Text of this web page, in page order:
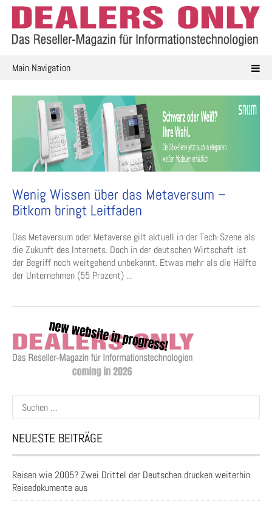
Skip
content
Main Navigation
Wenig Wissen über das Metaversum –
Bitkom bringt Leitfaden
Das Metaversum oder Metaverse gilt aktuell in der Tech-Szene als
die Zukunft des Internets. Doch in der deutschen Wirtschaft ist
der Begriff noch weitgehend unbekannt. Etwas mehr als die Hälfte
der Unternehmen (55 Prozent) ...
Suchen
nach:
NEUESTE BEITRÄGE
Reisen wie 2005? Zwei Drittel der Deutschen drucken weiterhin
Reisedokumente aus